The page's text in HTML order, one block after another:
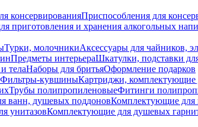
консервированияПриспособления для
приготовления и хранения алкогольных
Турки, молочникиАксессуары для чайников,
Предметы интерьераШкатулки, подставки
телаНаборы для бритьяОформление подарков
Фильтры-кувшиныКартриджи, комплектующие
Трубы полипропиленовыеФитинги
ванн, душевых поддоновКомплектующие для
унитазовКомплектующие для душевых